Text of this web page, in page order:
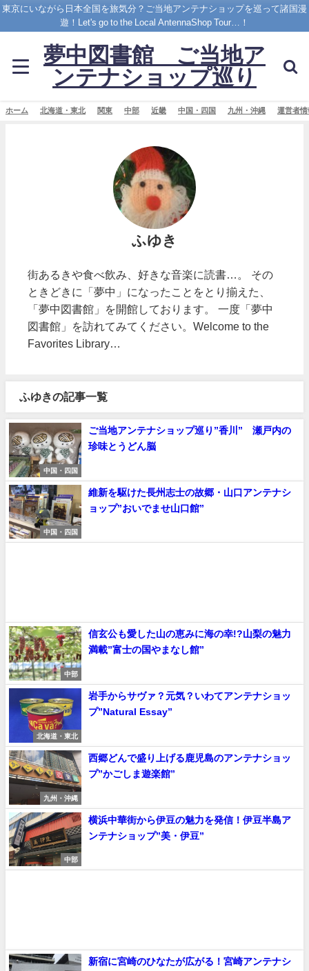
東京にいながら日本全国を旅気分？ご当地アンテナショップを巡って諸国漫
遊！Let's go to the Local AntennaShop Tour…！
夢中図書館 ご当地ア
ンテナショップ巡り
ホーム 北海道・東北 関東 中部 近畿 中国・四国 九州・沖縄 運営者情
ふゆき
街あるきや食べ飲み、好きな音楽に読書…。 その
ときどきに「夢中」になったことをとり揃えた、
「夢中図書館」を開館しております。 一度「夢中
図書館」を訪れてみてください。Welcome to the
Favorites Library…
ふゆきの記事一覧
中国・四国
ご当地アンテナショップ巡り”香川” 瀬戸内の
珍味とうどん脳
中国・四国
維新を駆けた長州志士の故郷・山口アンテナシ
ョップ”おいでませ山口館”
中部
信玄公も愛した山の恵みに海の幸!?山梨の魅力
満載”富士の国やまなし館”
北海道・東北
岩手からサヴァ？元気？いわてアンテナショッ
プ”Natural Essay”
九州・沖縄
西郷どんで盛り上げる鹿児島のアンテナショッ
プ”かごしま遊楽館”
中部
横浜中華街から伊豆の魅力を発信！伊豆半島ア
ンテナショップ”美・伊豆”
新宿に宮崎のひなたが広がる！宮崎アンテナシ